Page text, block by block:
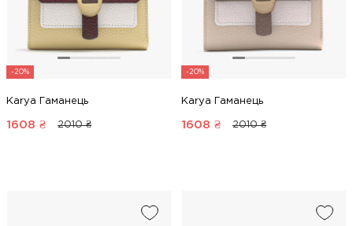
-20%
Karya Гаманець
1608 ₴ 2010 ₴
-20%
Karya Гаманець
1608 ₴ 2010 ₴